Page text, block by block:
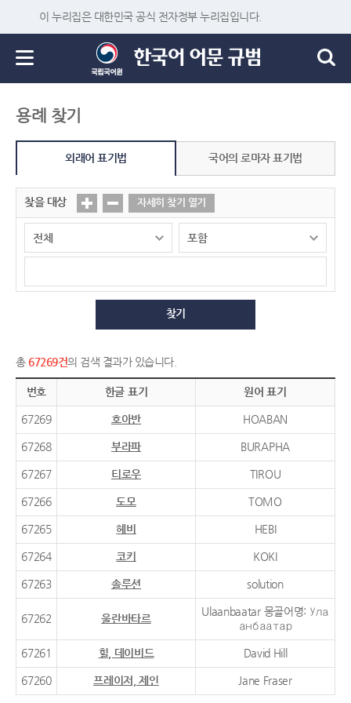
이 누리집은 대한민국 공식 전자정부 누리집입니다.
용례 찾기
외래어 표기법 국어의 로마자 표기법
찾을 대상 자세히 찾기 열기
찾기
총 67269건의 검색 결과가 있습니다.
번호 한글 표기 원어 표기
67269 호아반 HOABAN
67268 부라파 BURAPHA
67267 티로우 TIROU
67266 도모 TOMO
67265 헤비 HEBI
67264 코키 KOKI
67263 솔루션 solution
67262 울란바타르
Ulaanbaatar 몽골어명: Ула
анбаатар
67261 힐, 데이비드 David Hill
67260 프레이저, 제인 Jane Fraser